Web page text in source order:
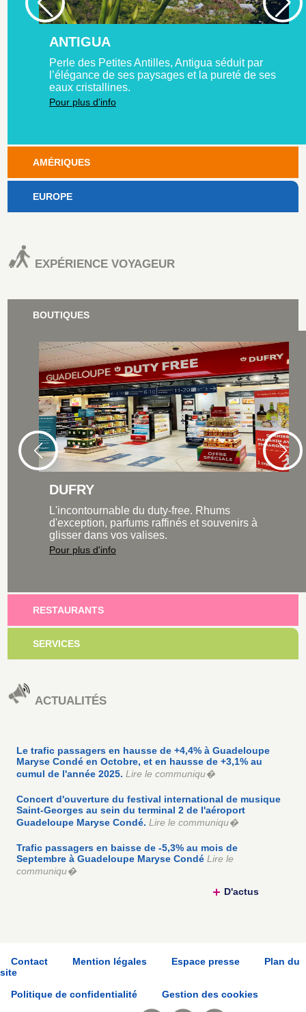
ANTIGUA
Perle des Petites Antilles, Antigua séduit par
l’élégance de ses paysages et la pureté de ses
eaux cristallines.
Pour plus d'info
AMÉRIQUES
EUROPE
EXPÉRIENCE VOYAGEUR
BOUTIQUES
DUFRY
L'incontournable du duty-free. Rhums
d'exception, parfums raffinés et souvenirs à
glisser dans vos valises.
Pour plus d'info
RESTAURANTS
SERVICES
ACTUALITÉS
Le trafic passagers en hausse de +4,4% à Guadeloupe
Maryse Condé en Octobre, et en hausse de +3,1% au
cumul de l'année 2025. Lire le communiqu�
Concert d'ouverture du festival international de musique
Saint-Georges au sein du terminal 2 de l'aéroport
Guadeloupe Maryse Condé. Lire le communiqu�
Trafic passagers en baisse de -5,3% au mois de
Septembre à Guadeloupe Maryse Condé Lire le
communiqu�
D'actus
Contact Mention légales Espace presse
Plan du
site
Politique de confidentialité
Gestion des cookies